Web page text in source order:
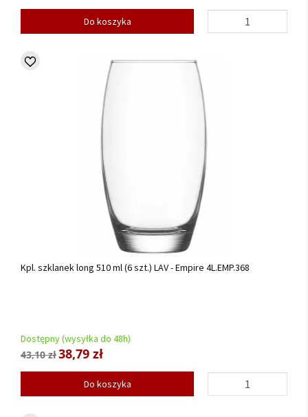
Do koszyka
Kpl. szklanek long 510 ml (6 szt.) LAV - Empire 4L.EMP.368
Dostępny (wysyłka do 48h)
43,10 zł38,79 zł
Do koszyka